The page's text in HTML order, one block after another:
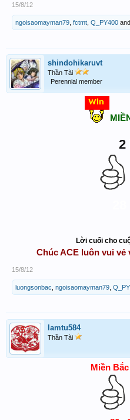
15/8/12
ngoisaomayman79 fctmt Q_PY400 and
shindohikaruvt
Thần Tài
Perennial member
2
Lời cuối cho
Chúc ACE luôn vui vẻ
15/8/12
luongsonbac ngoisaomayman79
lamtu584
Thần Tài
Miền Bắc